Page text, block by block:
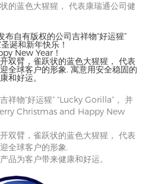
的蓝色大猩猩， 代表康瑞通公司健
自有版权的公司吉祥物“好运猩”
诞和新年快乐！
New Year！
双臂，雀跃状的蓝色大猩猩， 代表
全球客户的形象. 寓意用安全稳固的
和好运。
祥物“好运猩” “Lucky Gorilla”， 并
Christmas and Happy New
双臂，雀跃状的蓝色大猩猩， 代表
全球客户的形象.
品为客户带来健康和好运。